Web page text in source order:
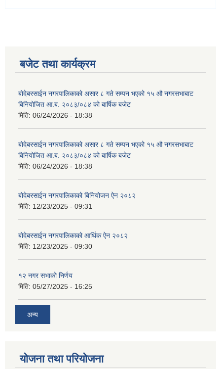
बजेट तथा कार्यक्रम
बोदेबरसाईन नगरपालिकाको असार ८ गते सम्पन भएको १५ ‍‍‍औ नगरसभाबाट
बिनियोजित आ.ब. २०८३/०८४ को बार्षिक बजेट
मिति: 06/24/2026 - 18:38
बोदेबरसाईन नगरपालिकाको असार ८ गते सम्पन भएको १५ ‍‍‍औ नगरसभाबाट
बिनियोजित आ.ब. २०८३/०८४ को बार्षिक बजेट
मिति: 06/24/2026 - 18:38
बोदेबरसाईन नगरपालिकाको बिनियोजन ऐन २०८२
मिति: 12/23/2025 - 09:31
बोदेबरसाईन नगरपालिकाको आर्थिक ऐन २०८२
मिति: 12/23/2025 - 09:30
१२ नगर सभाको निर्णय
मिति: 05/27/2025 - 16:25
अन्य
योजना तथा परियोजना